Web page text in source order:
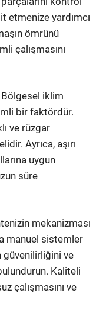
etmenize yardımcı
ömrünü
çalışmasını
Bölgesel iklim
bir faktördür.
ve rüzgar
Ayrıca, aşırı
uygun
süre
mekanizması
manuel sistemler
güvenilirliğini ve
Kaliteli
çalışmasını ve